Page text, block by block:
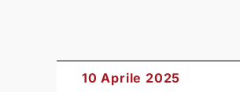
10 Aprile 2025